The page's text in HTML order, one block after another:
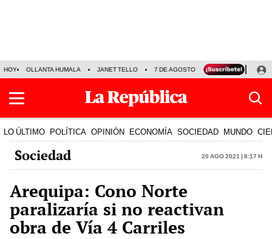
HOY OLLANTA HUMALA JANET TELLO 7 DE AGOSTO TINKA RESULTADOS
LO ÚLTIMO POLÍTICA OPINIÓN ECONOMÍA SOCIEDAD MUNDO
Sociedad 20 Ago 2021 | 8:17 h
Arequipa: Cono Norte
paralizaría si no reactivan
obra de Vía 4 Carriles